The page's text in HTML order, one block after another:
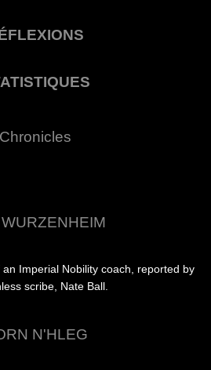
Chronicles
Imperial Nobility coach, reported by
scribe, Nate Ball.
N'HLEG